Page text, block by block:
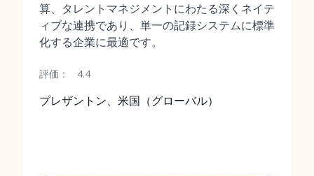
算、タレントマネジメントにわたる深くネイテ
ィブな連携であり、単一の記録システムに標準
化する企業に最適です。
評価： 4.4
プレザントン、米国（グローバル）